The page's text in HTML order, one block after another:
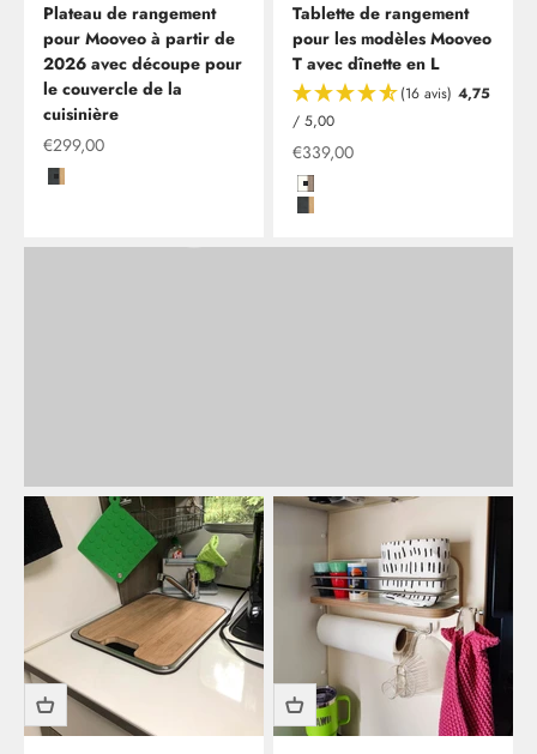
Plateau de rangement
pour Mooveo à partir de
2026 avec découpe pour
le couvercle de la
cuisinière
Offre à partir de
€299,00
Kito Steel mit Kante in Rüster Salisbury
Tablette de rangement
pour les modèles Mooveo
T avec dînette en L
(16 avis) 4,75
/ 5,00
Offre à partir de
€339,00
Hochglanzweiß mit Kante in
Kito Steel mit Kante in Rüster
Clesana C1 - toilettes sans eau, installation comprise
En tant que nouveau partenaire de Clesana, nous vous
offrons dès maintenant la possibilité de faire installer vos
toilettes sans eau chez nous à Leverkusen.